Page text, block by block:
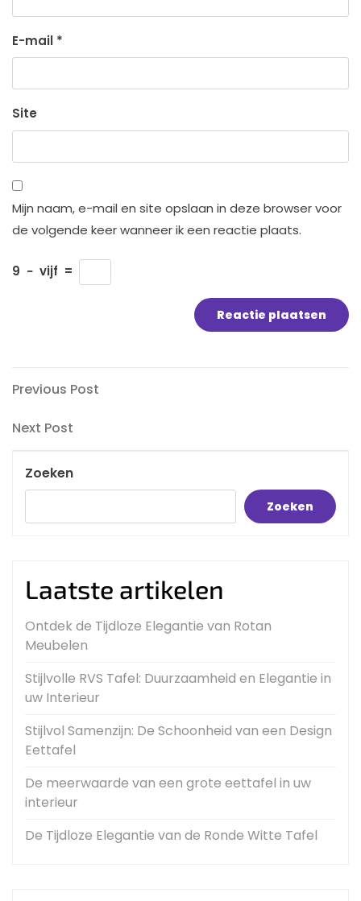
E-mail *
Site
Mijn naam, e-mail en site opslaan in deze browser voor
de volgende keer wanneer ik een reactie plaats.
9 − vijf =
Bericht
navigatie
Previous
Previous Post
Next
Next Post
Zoeken
Zoeken
Laatste artikelen
Ontdek de Tijdloze Elegantie van Rotan
Meubelen
Stijlvolle RVS Tafel: Duurzaamheid en Elegantie in
uw Interieur
Stijlvol Samenzijn: De Schoonheid van een Design
Eettafel
De meerwaarde van een grote eettafel in uw
interieur
De Tijdloze Elegantie van de Ronde Witte Tafel